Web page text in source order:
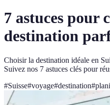
7 astuces pour
destination
Choisir la destination idéale en
Suivez nos 7 astuces clés pour
#Suisse#voyage#destination#